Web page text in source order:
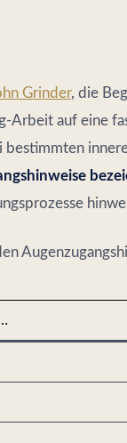
Grinder, die
Arbeit auf eine